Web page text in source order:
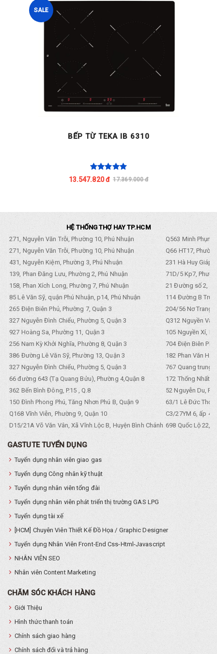
SALE
BẾP TỪ TEKA IB 6310
13.547.820 đ 17.369.000 đ
HỆ THỐNG THỢ HAY TP.HCM
271, Nguyễn Văn Trỗi, Phường 10, Phú Nhuận
Q563 Minh
271, Nguyễn Văn Trỗi, Phường 10, Phú Nhuận
Q66 HT17,
431, Nguyễn Kiệm, Phường 3, Phú Nhuận
231 Hà Huy Giáp,
139, Phan Đăng Lưu, Phường 2, Phú Nhuận
71D/5 Kp7,
158, Phan Xích Long, Phường 7, Phú Nhuận
21 Đường số 2,
85 Lê Văn Sỹ, quận Phú Nhuận, p14, Phú Nhuận
114 Đường B
265 Điện Biên Phủ, Phường 7, Quận 3
204/56 Nơ Trang
327 Nguyễn Đình Chiểu, Phường 5, Quận 3
Q312 Nguyền
927 Hoàng Sa, Phường 11, Quận 3
105 Nguyền Xí,
256 Nam Kỳ Khởi Nghĩa, Phường 8, Quận 3
704 Điện Biên
386 Đường Lê Văn Sỹ, Phường 13, Quận 3
182 Phan Văn
327 Nguyễn Đình Chiểu, Phường 5, Quận 3
767 Quang trung,
66 đường 643 (Tạ Quang Bửu), Phường 4,Quận 8
172 Thống Nhất.
362 Bến Bình Đông, P.15 , Q.8
52 Nguyễn Du,
150 Đình Phong Phú, Tăng Nhơn Phú B, Quận 9
63/1 Lê Đức Thọ,
Q168 Vĩnh Viễn, Phường 9, Quận 10
C3/27YM 6, ấp 4,
D15/21A Võ Văn Vân, Xã Vĩnh Lộc B, Huyện Bình Chánh 698 Quốc Lộ 22,
GASTUTE TUYỂN DỤNG
Tuyển dụng nhân viên giao gas
Tuyển dụng Công nhân kỹ thuật
Tuyển dụng nhân viên tổng đài
Tuyển dụng nhân viên phát triển thị trường GAS LPG
Tuyển dụng tài xế
[HCM] Chuyên Viên Thiết Kế Đồ Họa / Graphic Designer
Tuyển dụng Nhân Viên Front-End Css-Html-Javascript
NHÂN VIÊN SEO
Nhân viên Content Marketing
CHĂM SÓC KHÁCH HÀNG
Giới Thiệu
Hình thức thanh toán
Chính sách giao hàng
Chính sách đổi và trả hàng